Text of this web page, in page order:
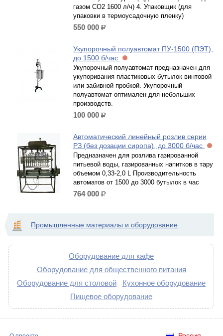
газом СО2 1600 л/ч) 4. Упаковщик (для
упаковки в термоусадочную пленку)
550 000 р.
Укупорочный полуавтомат ПУ-1500 (ПЭТ),
до 1500 б/час
Укупорочный полуавтомат предназначен для
укупоривания пластиковых бутылок винтовой
или забивной пробкой. Укупорочный
полуавтомат оптимален для небольших
производств.
100 000 р.
Автоматический линейный розлив серии
РЗ (без дозации сиропа), до 3000 б/час
Предназначен для розлива газированной
питьевой воды, газированных напитков в тару
объемом 0,33-2,0 L Производительность
автоматов от 1500 до 3000 бутылок в час
764 000 р.
Промышленные материалы и оборудование
Оборудование для кафе
Оборудование для общественного питания
Оборудование для столовой
Кухонное оборудование
Пищевое оборудование